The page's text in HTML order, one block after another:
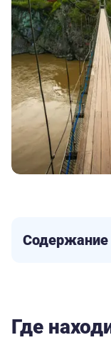
Содержание
Где